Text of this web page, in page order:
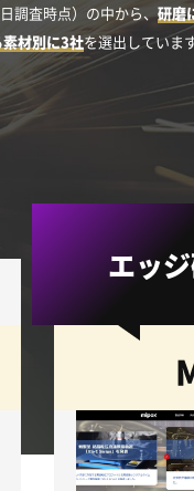
調査時点）の中から、研磨
材別に3社を選出していま
エッ